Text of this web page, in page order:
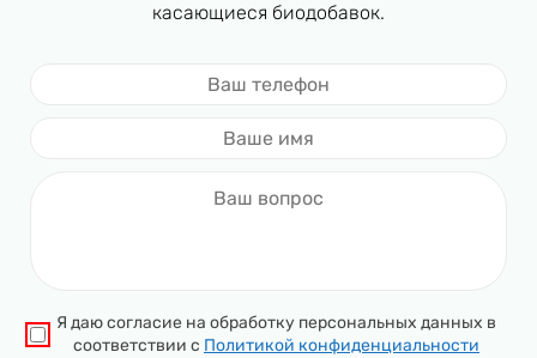
касающиеся биодобавок.
Я даю согласие на обработку персональных данных в
соответствии с Политикой конфиденциальности